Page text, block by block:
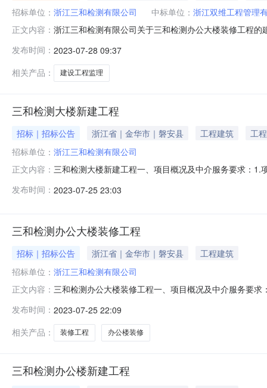
招标单位： 浙江三和检测有限公司 中标单位： 浙江双维工程管理
正文内容： 浙江三和检测有限公司关于三和检测办公大楼装修工程
个工作日内与项目业主接洽，并于本成交公告发布之日
057982172783成交理由：择优选取项目业主
发布时间： 2023-07-28 09:37
相关产品：
建设工程监理
三和检测大楼新建工程
招标｜招标公告 浙江省｜金华市｜磐安县 工程建筑
工程
招标单位： 浙江三和检测有限公司
正文内容： 三和检测大楼新建工程一、项目概况及中介服务要求：
检测办公大楼监理及保修期相关服务（具体以招标人要
发布时间： 2023-07-25 23:03
三和检测办公大楼装修工程
招标｜招标公告 浙江省｜金华市｜磐安县
工程建筑
招标单位： 浙江三和检测有限公司
正文内容： 三和检测办公大楼装修工程一、项目概况及中介服务要
目施工监理及保修期相关服务（具体以招标人要求为准
工程保修期满。5.质量要求：质量目标
发布时间： 2023-07-25 22:09
相关产品：
装修工程 办公楼装修
三和检测办公楼新建工程